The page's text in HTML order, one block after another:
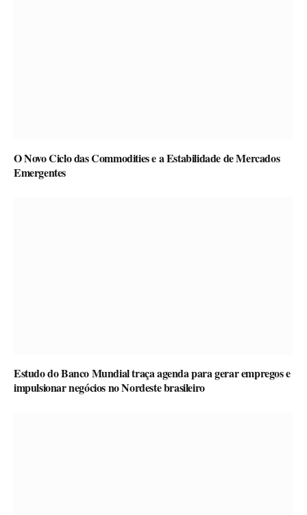
O Novo Ciclo das Commodities e a Estabilidade de Mercados
Emergentes
Estudo do Banco Mundial traça agenda para gerar empregos e
impulsionar negócios no Nordeste brasileiro